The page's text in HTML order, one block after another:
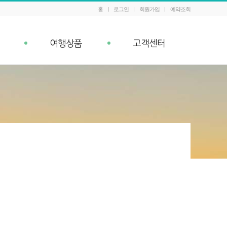
홈 로그인 회원가입 예약조회
여행상품
패키지 예약조회
고객센터
공지사항